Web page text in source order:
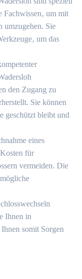
Fachwissen‚ um mit
umzugehen.​ Sie
um das
den Zugang zu
Sie können
geschützt bleibt und
eines
für
vermeiden.​ Die
Ihnen in
somit Sorgen